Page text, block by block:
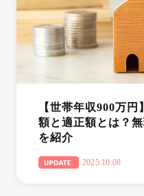
【世帯年収900万
額と適正額とは？
を紹介
2025.10.08